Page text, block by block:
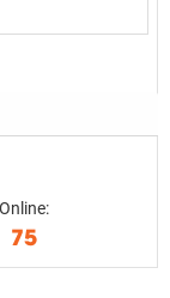
Online:
75